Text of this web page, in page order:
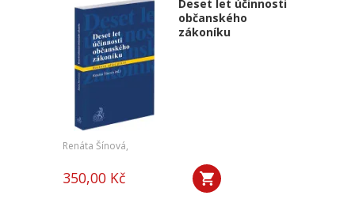
Deset let účinnosti
občanského
zákoníku
Renáta Šínová,
350,00 Kč